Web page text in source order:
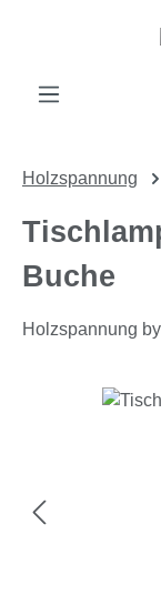
Zum Hauptinhalt
Holzspannung
Buche
Holzspannung
Bildergalerie